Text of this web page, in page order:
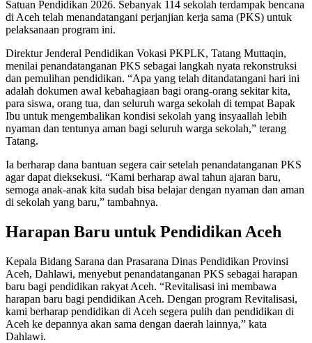
Satuan Pendidikan 2026. Sebanyak 114 sekolah terdampak bencana
di Aceh telah menandatangani perjanjian kerja sama (PKS) untuk
pelaksanaan program ini.
Direktur Jenderal Pendidikan Vokasi PKPLK, Tatang Muttaqin,
menilai penandatanganan PKS sebagai langkah nyata rekonstruksi
dan pemulihan pendidikan. “Apa yang telah ditandatangani hari ini
adalah dokumen awal kebahagiaan bagi orang-orang sekitar kita,
para siswa, orang tua, dan seluruh warga sekolah di tempat Bapak
Ibu untuk mengembalikan kondisi sekolah yang insyaallah lebih
nyaman dan tentunya aman bagi seluruh warga sekolah,” terang
Tatang.
Ia berharap dana bantuan segera cair setelah penandatanganan PKS
agar dapat dieksekusi. “Kami berharap awal tahun ajaran baru,
semoga anak-anak kita sudah bisa belajar dengan nyaman dan aman
di sekolah yang baru,” tambahnya.
Harapan Baru untuk Pendidikan Aceh
Kepala Bidang Sarana dan Prasarana Dinas Pendidikan Provinsi
Aceh, Dahlawi, menyebut penandatanganan PKS sebagai harapan
baru bagi pendidikan rakyat Aceh. “Revitalisasi ini membawa
harapan baru bagi pendidikan Aceh. Dengan program Revitalisasi,
kami berharap pendidikan di Aceh segera pulih dan pendidikan di
Aceh ke depannya akan sama dengan daerah lainnya,” kata
Dahlawi.